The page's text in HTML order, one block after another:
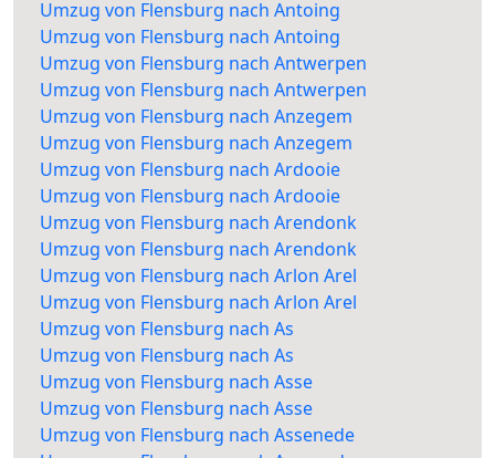
Umzug von Flensburg nach Antoing
Umzug von Flensburg nach Antoing
Umzug von Flensburg nach Antwerpen
Umzug von Flensburg nach Antwerpen
Umzug von Flensburg nach Anzegem
Umzug von Flensburg nach Anzegem
Umzug von Flensburg nach Ardooie
Umzug von Flensburg nach Ardooie
Umzug von Flensburg nach Arendonk
Umzug von Flensburg nach Arendonk
Umzug von Flensburg nach Arlon Arel
Umzug von Flensburg nach Arlon Arel
Umzug von Flensburg nach As
Umzug von Flensburg nach As
Umzug von Flensburg nach Asse
Umzug von Flensburg nach Asse
Umzug von Flensburg nach Assenede